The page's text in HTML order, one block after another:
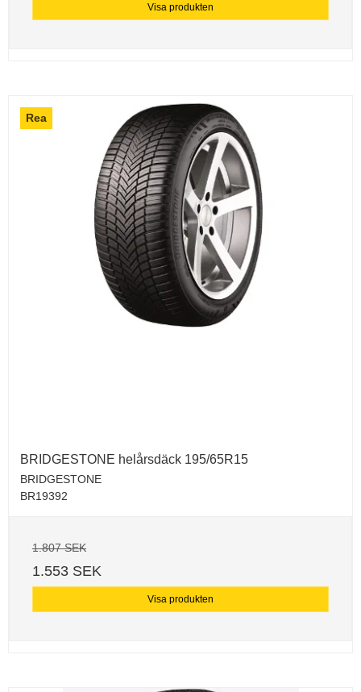
Visa produkten
Rea
BRIDGESTONE helårsdäck 195/65R15
BRIDGESTONE
BR19392
1.807 SEK
1.553 SEK
Visa produkten